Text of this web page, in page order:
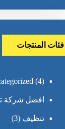
فئات المنتجات
(4)
افضل شركة
تنظيف (3)